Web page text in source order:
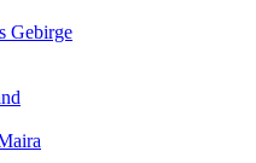
Gebirge